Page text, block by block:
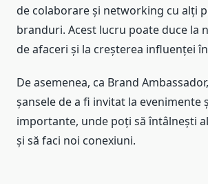
de colaborare și networking cu alți
branduri. Acest lucru poate duce la
de afaceri și la creșterea influenței
De asemenea, ca Brand
șansele de a fi invitat la evenimente
importante, unde poți să întâlnești
și să faci noi conexiuni.